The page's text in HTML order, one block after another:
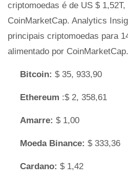
criptomoedas é de US $
CoinMarketCap. Analytics
principais criptomoedas para
alimentado por CoinMarketCap.
Bitcoin: $ 35, 933,90
Ethereum :$ 2, 358,61
Amarre: $ 1,00
Moeda Binance: $ 333,36
Cardano: $ 1,42